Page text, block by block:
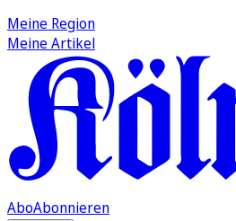
Meine Region
Meine Artikel
AboAbonnieren